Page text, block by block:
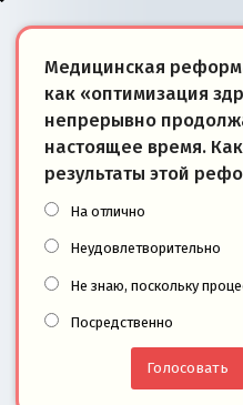
Медицинская
как «оптимизация
непрерывно
настоящее время.
результаты этой
На отлично
Неудовлетворительно
Не знаю, поскольку
Посредственно